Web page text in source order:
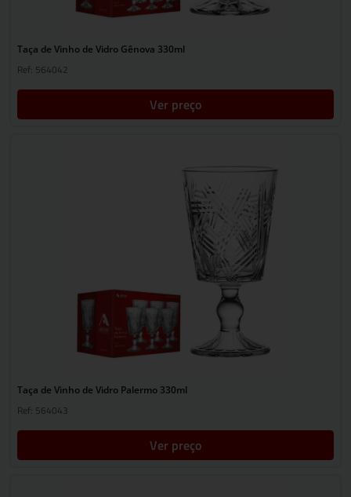
Taça de Vinho de Vidro Gênova 330ml
Ref: 564042
Ver preço
Taça de Vinho de Vidro Palermo 330ml
Ref: 564043
Ver preço